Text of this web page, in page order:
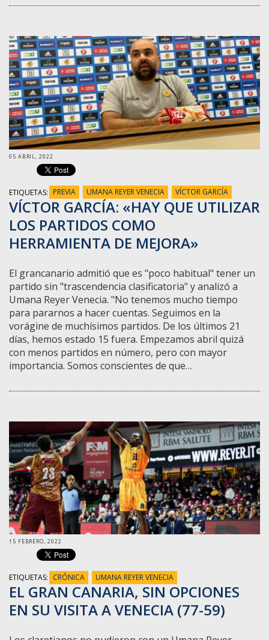
05 ABRIL, 2022
ETIQUETAS: PREVIA UMANA REYER VENECIA VÍCTOR GARCÍA
VÍCTOR GARCÍA: «HAY QUE UTILIZAR
LOS PARTIDOS COMO
HERRAMIENTA DE MEJORA»
El grancanario admitió que es "poco habitual" tener un
partido sin "trascendencia clasificatoria" y analizó a
Umana Reyer Venecia. "No tenemos mucho tiempo
para pararnos a hacer cuentas. Seguimos en la
vorágine de muchísimos partidos. De los últimos 21
días, hemos estado 15 fuera. Empezamos abril quizá
con menos partidos en número, pero con mayor
importancia. Somos conscientes de que…
15 FEBRERO, 2022
ETIQUETAS: CRÓNICA UMANA REYER VENECIA
EL GRAN CANARIA, SIN OPCIONES
EN SU VISITA A VENECIA (77-59)